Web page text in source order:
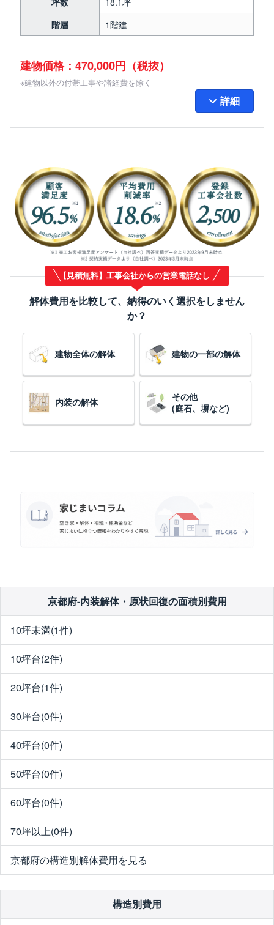
階層
1階建
建物価格：470,000円（税抜）
※建物以外の付帯工事や諸経費を除く
詳細
【見積無料】工事会社からの営業電話なし
解体費用を比較して、納得のいく選択をしません
か？
建物全体の解体 建物の一部の解体
内装の解体
その他
(庭石、塀など)
京都府-内装解体・原状回復の面積別費用
10坪未満(1件)
10坪台(2件)
20坪台(1件)
30坪台(0件)
40坪台(0件)
50坪台(0件)
60坪台(0件)
70坪以上(0件)
京都府の構造別解体費用を見る
構造別費用